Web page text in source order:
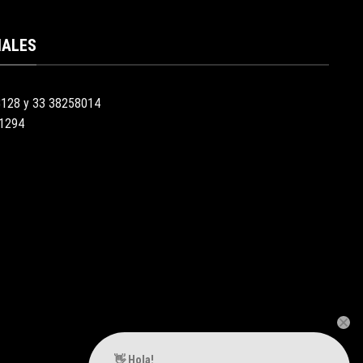
y 33 38258014
👋 Hola!